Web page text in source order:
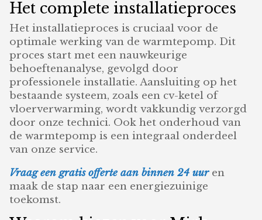
Het complete installatieproces
Het installatieproces is cruciaal voor de
optimale werking van de warmtepomp. Dit
proces start met een nauwkeurige
behoeftenanalyse, gevolgd door
professionele installatie. Aansluiting op het
bestaande systeem, zoals een cv-ketel of
vloerverwarming, wordt vakkundig verzorgd
door onze technici. Ook het onderhoud van
de warmtepomp is een integraal onderdeel
van onze service.
Vraag een gratis offerte aan binnen 24 uuren
maak de stap naar een energiezuinige
toekomst.